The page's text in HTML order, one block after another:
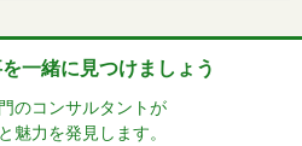
一緒に見つけましょう
のコンサルタントが
魅力を発見します。